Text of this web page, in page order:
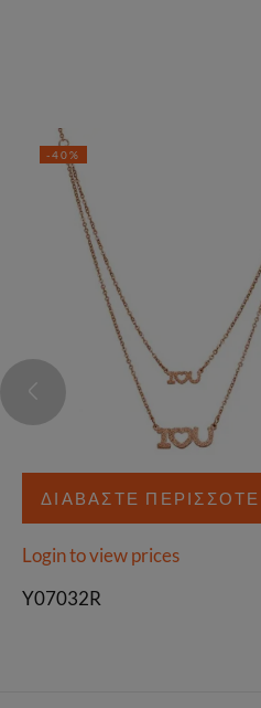
-40%
ΔΙΑΒΆΣΤΕ
Login to view prices
Y07032R